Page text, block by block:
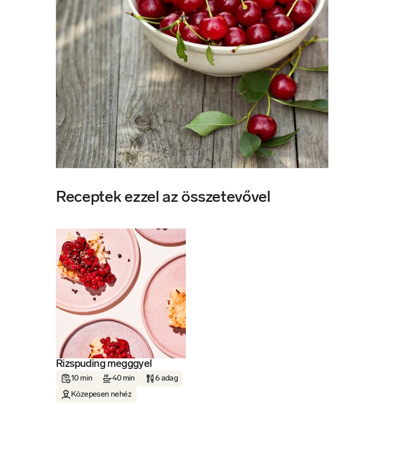
Receptek ezzel az összetevővel
Rizspuding megggyel
10 min 40 min
6 adag
Közepesen nehéz